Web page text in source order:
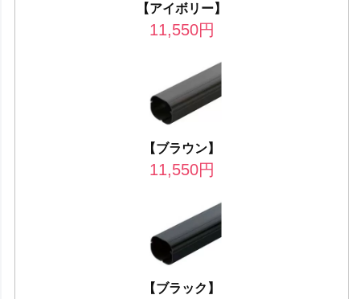
【アイボリー】
11,550円
【ブラウン】
11,550円
【ブラック】